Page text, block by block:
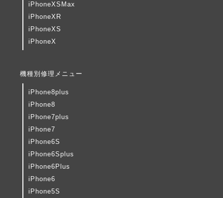
iPhoneXSMax
iPhoneXR
iPhoneXS
iPhoneX
機種別修理メニュー
iPhone8plus
iPhone8
iPhone7plus
iPhone7
iPhone6S
iPhone6Splus
iPhone6Plus
iPhone6
iPhone5S